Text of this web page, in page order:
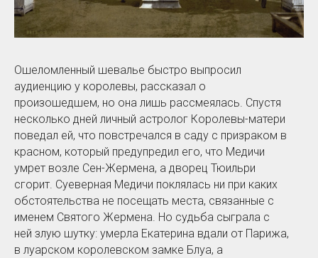
Ошеломленный шевалье быстро выпросил
аудиенцию у королевы, рассказал о
произошедшем, но она лишь рассмеялась. Спустя
несколько дней личный астролог Королевы-матери
поведал ей, что повстречался в саду с призраком в
красном, который предупредил его, что Медичи
умрет возле Сен-Жермена, а дворец Тюильри
сгорит. Суеверная Медичи поклялась ни при каких
обстоятельства не посещать места, связанные с
именем Святого Жермена. Но судьба сыграла с
ней злую шутку: умерла Екатерина вдали от Парижа,
в луарском королевском замке Блуа, а